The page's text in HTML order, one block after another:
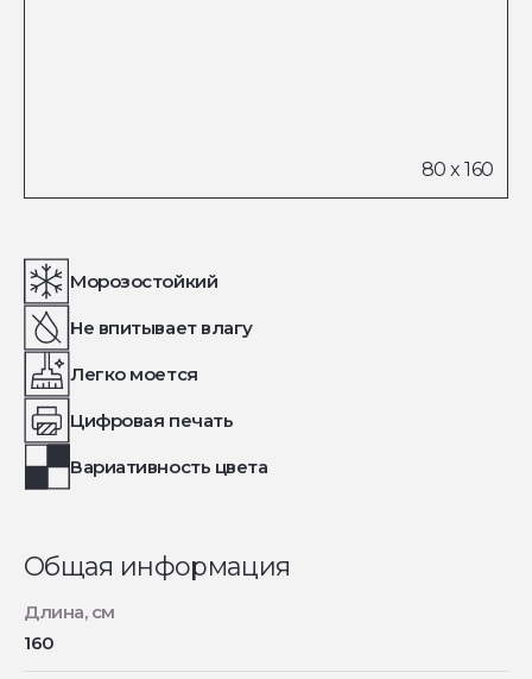
Морозостойкий
Не впитывает влагу
Легко моется
Цифровая печать
Вариативность цвета
Общая информация
Длина, см
160